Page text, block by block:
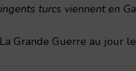
turcs viennent en
Grande Guerre au jour